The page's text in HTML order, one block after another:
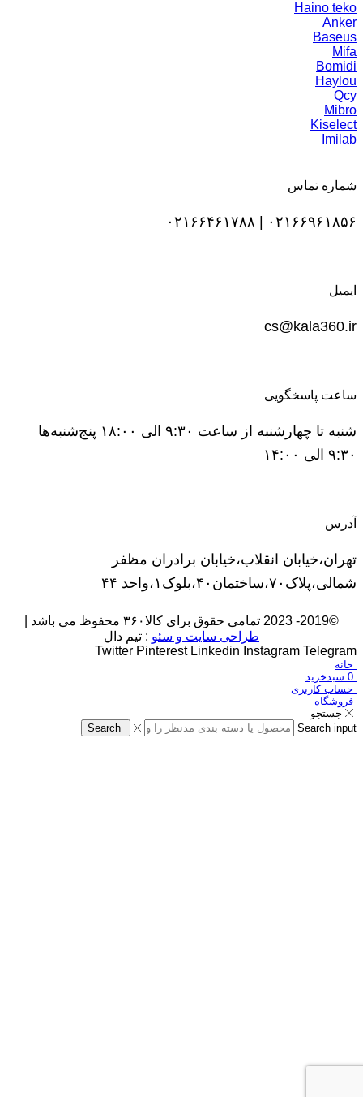
Haino teko
Anker
Baseus
Mifa
Bomidi
Haylou
Qcy
Mibro
Kiselect
Imilab
شماره تماس
۰۲۱۶۶۹۶۱۸۵۶ | ۰۲۱۶۶۴۶۱۷۸۸
ایمیل
cs@kala360.ir
ساعت پاسخگویی
شنبه تا چهارشنبه از ساعت ۹:۳۰ الی ۱۸:۰۰ پنج‌شنبه‌ها
۹:۳۰ الی ۱۴:۰۰
آدرس
تهران،خیابان انقلاب،خیابان برادران مظفر
شمالی،پلاک۷۰،ساختمان۴۰،بلوک۱،واحد ۴۴
©2019- 2023 تمامی حقوق برای کالا۳۶۰ محفوظ می باشد |
طراحی سایت و سئو : تیم دال
Twitter Pinterest Linkedin Instagram Telegram
خانه
0 سبدخرید
حساب کاربری
فروشگاه
جستجو
Search input
Search